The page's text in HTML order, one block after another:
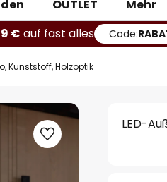
OUTLET
Mehr
€ auf fast alles Code:
Kunststoff, Holzoptik
LED-